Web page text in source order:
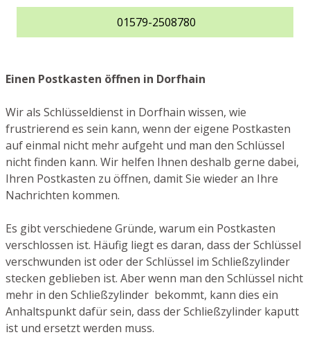
01579-2508780
Einen Postkasten öffnen in Dorfhain
Wir als Schlüsseldienst in Dorfhain wissen, wie
frustrierend es sein kann, wenn der eigene Postkasten
auf einmal nicht mehr aufgeht und man den Schlüssel
nicht finden kann. Wir helfen Ihnen deshalb gerne dabei,
Ihren Postkasten zu öffnen, damit Sie wieder an Ihre
Nachrichten kommen.
Es gibt verschiedene Gründe, warum ein Postkasten
verschlossen ist. Häufig liegt es daran, dass der Schlüssel
verschwunden ist oder der Schlüssel im Schließzylinder
stecken geblieben ist. Aber wenn man den Schlüssel nicht
mehr in den Schließzylinder bekommt, kann dies ein
Anhaltspunkt dafür sein, dass der Schließzylinder kaputt
ist und ersetzt werden muss.